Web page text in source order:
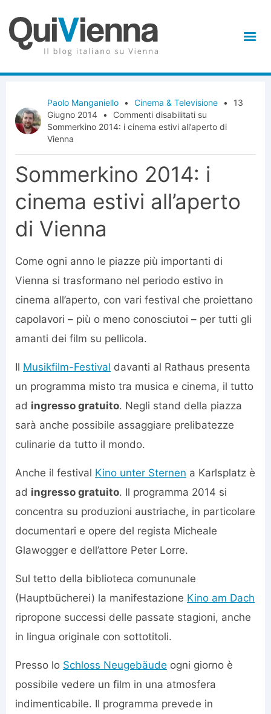
Paolo Manganiello • Cinema & Televisione •
13
Giugno 2014 • Commenti disabilitati su
Sommerkino 2014: i cinema estivi all’aperto di
Vienna
Sommerkino 2014: i
cinema estivi all’aperto
di Vienna
Come ogni anno le piazze più importanti di
Vienna si trasformano nel periodo estivo in
cinema all’aperto, con vari festival che proiettano
capolavori – più o meno conosciutoi – per tutti gli
amanti dei film su pellicola.
Il Musikfilm-Festival davanti al Rathaus presenta
un programma misto tra musica e cinema, il tutto
ad ingresso gratuito. Negli stand della piazza
sarà anche possibile assaggiare prelibatezze
culinarie da tutto il mondo.
Anche il festival Kino unter Sternen a Karlsplatz è
ad ingresso gratuito. Il programma 2014 si
concentra su produzioni austriache, in particolare
documentari e opere del regista Micheale
Glawogger e dell’attore Peter Lorre.
Sul tetto della biblioteca comununale
(Hauptbücherei) la manifestazione Kino am Dach
ripropone successi delle passate stagioni, anche
in lingua originale con sottotitoli.
Presso lo Schloss Neugebäude ogni giorno è
possibile vedere un film in una atmosfera
indimenticabile. Il programma prevede in